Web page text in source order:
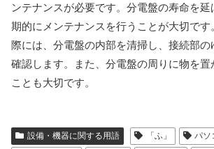
ンテナンスが必要です。分電盤の寿命を
期的にメンテナンスを行うことが大切で
際には、分電盤の内部を清掃し、接続部
確認します。また、分電盤の周りに物を置
ことも大切です。
設備・機器に関する用語 「ふ」
パソ